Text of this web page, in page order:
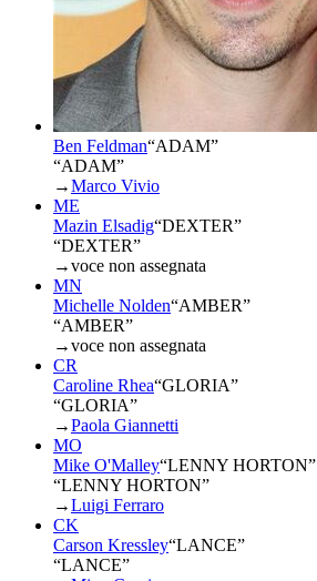
Ben Feldman“ADAM”
“ADAM”
→Marco Vivio
ME
Mazin Elsadig“DEXTER”
“DEXTER”
→voce non assegnata
MN
Michelle Nolden“AMBER”
“AMBER”
→voce non assegnata
CR
Caroline Rhea“GLORIA”
“GLORIA”
→Paola Giannetti
MO
Mike O'Malley“LENNY HORTON”
“LENNY HORTON”
→Luigi Ferraro
CK
Carson Kressley“LANCE”
“LANCE”